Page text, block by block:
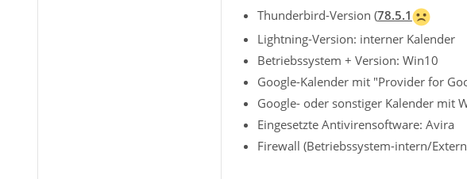
Thunderbird-Version (78.5.1
Lightning-Version: interner Kalender
Betriebssystem + Version: Win10
Google-Kalender mit "Provider for
Google- oder sonstiger Kalender mit
Eingesetzte Antivirensoftware: Avira
Firewall (Betriebssystem-intern/